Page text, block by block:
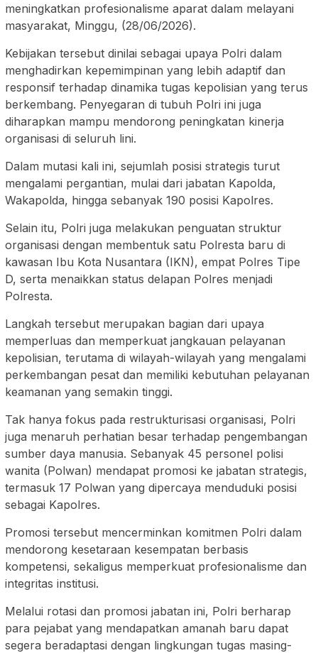
meningkatkan profesionalisme aparat dalam melayani
masyarakat, Minggu, (28/06/2026).
Kebijakan tersebut dinilai sebagai upaya Polri dalam
menghadirkan kepemimpinan yang lebih adaptif dan
responsif terhadap dinamika tugas kepolisian yang terus
berkembang. Penyegaran di tubuh Polri ini juga
diharapkan mampu mendorong peningkatan kinerja
organisasi di seluruh lini.
Dalam mutasi kali ini, sejumlah posisi strategis turut
mengalami pergantian, mulai dari jabatan Kapolda,
Wakapolda, hingga sebanyak 190 posisi Kapolres.
Selain itu, Polri juga melakukan penguatan struktur
organisasi dengan membentuk satu Polresta baru di
kawasan Ibu Kota Nusantara (IKN), empat Polres Tipe
D, serta menaikkan status delapan Polres menjadi
Polresta.
Langkah tersebut merupakan bagian dari upaya
memperluas dan memperkuat jangkauan pelayanan
kepolisian, terutama di wilayah-wilayah yang mengalami
perkembangan pesat dan memiliki kebutuhan pelayanan
keamanan yang semakin tinggi.
Tak hanya fokus pada restrukturisasi organisasi, Polri
juga menaruh perhatian besar terhadap pengembangan
sumber daya manusia. Sebanyak 45 personel polisi
wanita (Polwan) mendapat promosi ke jabatan strategis,
termasuk 17 Polwan yang dipercaya menduduki posisi
sebagai Kapolres.
Promosi tersebut mencerminkan komitmen Polri dalam
mendorong kesetaraan kesempatan berbasis
kompetensi, sekaligus memperkuat profesionalisme dan
integritas institusi.
Melalui rotasi dan promosi jabatan ini, Polri berharap
para pejabat yang mendapatkan amanah baru dapat
segera beradaptasi dengan lingkungan tugas masing-